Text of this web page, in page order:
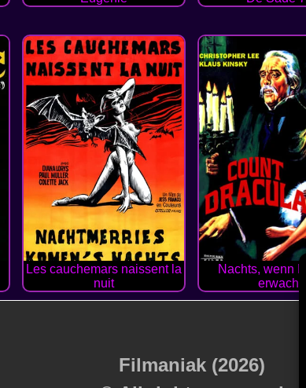
Les cauchemars naissent la
nuit
Nachts, wenn
erwacht
Filmaniak (2026)